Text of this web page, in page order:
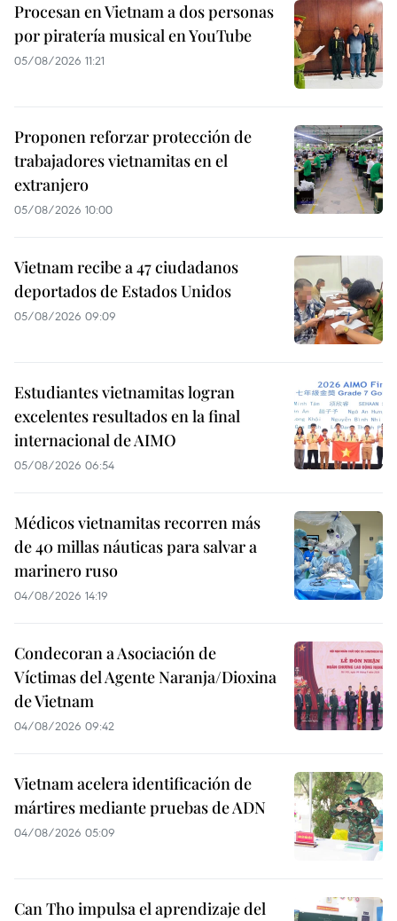
Procesan en Vietnam a dos personas
por piratería musical en YouTube
05/08/2026 11:21
Proponen reforzar protección de
trabajadores vietnamitas en el
extranjero
05/08/2026 10:00
Vietnam recibe a 47 ciudadanos
deportados de Estados Unidos
05/08/2026 09:09
Estudiantes vietnamitas logran
excelentes resultados en la final
internacional de AIMO
05/08/2026 06:54
Médicos vietnamitas recorren más
de 40 millas náuticas para salvar a
marinero ruso
04/08/2026 14:19
Condecoran a Asociación de
Víctimas del Agente Naranja/Dioxina
de Vietnam
04/08/2026 09:42
Vietnam acelera identificación de
mártires mediante pruebas de ADN
04/08/2026 05:09
Can Tho impulsa el aprendizaje del